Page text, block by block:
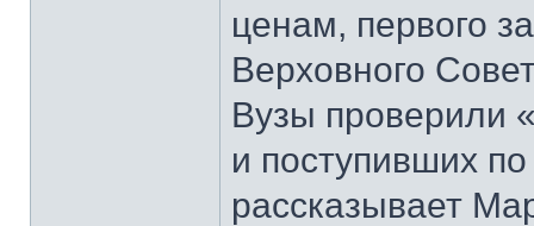
ценам, первого
Верховного
Вузы проверили
и поступивших
рассказывает